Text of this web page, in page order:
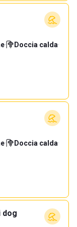
· Doccia calda·
· Doccia calda·
dog